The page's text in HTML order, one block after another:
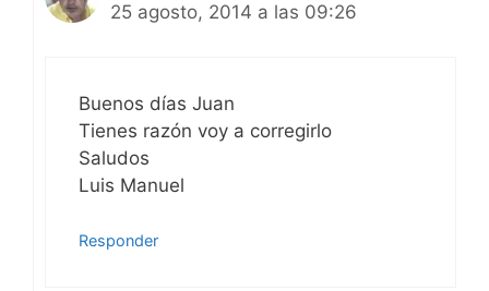
25 agosto, 2014 a las 09:26
Buenos días Juan
Tienes razón voy a corregirlo
Saludos
Luis Manuel
Responder